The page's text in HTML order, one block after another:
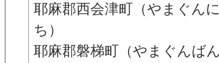
耶麻郡西会津町（やまぐん
ち）
耶麻郡磐梯町（やまぐんば